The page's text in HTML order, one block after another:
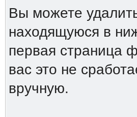
Вы можете
находящуюся в
первая страница
вас это не
вручную.